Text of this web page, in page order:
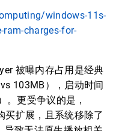
windows-11s-
ram-charges-for-
被曝内存占用是经典
103MB），启动时间
。更受争议的是，
买扩展，且系统移除了